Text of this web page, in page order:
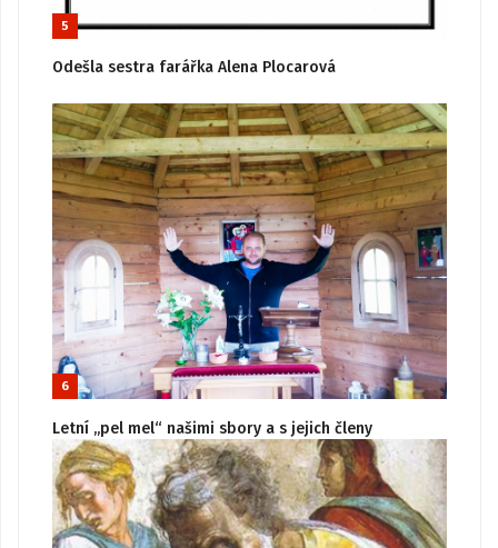
5
Odešla sestra farářka Alena Plocarová
6
Letní „pel mel“ našimi sbory a s jejich členy